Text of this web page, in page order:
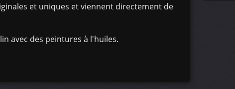
et uniques et viennent directement de
avec des peintures à l'huiles.